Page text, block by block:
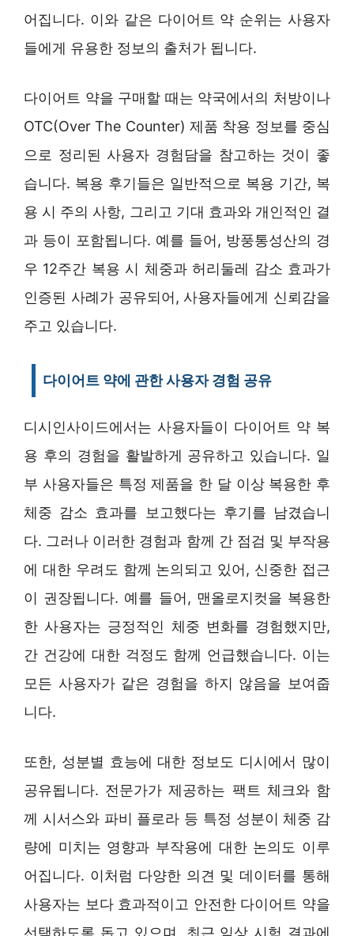
어집니다. 이와 같은 다이어트 약 순위는 사용자
들에게 유용한 정보의 출처가 됩니다.
다이어트 약을 구매할 때는 약국에서의 처방이나
OTC(Over The Counter) 제품 착용 정보를 중심
으로 정리된 사용자 경험담을 참고하는 것이 좋
습니다. 복용 후기들은 일반적으로 복용 기간, 복
용 시 주의 사항, 그리고 기대 효과와 개인적인 결
과 등이 포함됩니다. 예를 들어, 방풍통성산의 경
우 12주간 복용 시 체중과 허리둘레 감소 효과가
인증된 사례가 공유되어, 사용자들에게 신뢰감을
주고 있습니다.
다이어트 약에 관한 사용자 경험 공유
디시인사이드에서는 사용자들이 다이어트 약 복
용 후의 경험을 활발하게 공유하고 있습니다. 일
부 사용자들은 특정 제품을 한 달 이상 복용한 후
체중 감소 효과를 보고했다는 후기를 남겼습니
다. 그러나 이러한 경험과 함께 간 점검 및 부작용
에 대한 우려도 함께 논의되고 있어, 신중한 접근
이 권장됩니다. 예를 들어, 맨올로지컷을 복용한
한 사용자는 긍정적인 체중 변화를 경험했지만,
간 건강에 대한 걱정도 함께 언급했습니다. 이는
모든 사용자가 같은 경험을 하지 않음을 보여줍
니다.
또한, 성분별 효능에 대한 정보도 디시에서 많이
공유됩니다. 전문가가 제공하는 팩트 체크와 함
께 시서스와 파비 플로라 등 특정 성분이 체중 감
량에 미치는 영향과 부작용에 대한 논의도 이루
어집니다. 이처럼 다양한 의견 및 데이터를 통해
사용자는 보다 효과적이고 안전한 다이어트 약을
선택하도록 돕고 있으며, 최근 임상 시험 결과에